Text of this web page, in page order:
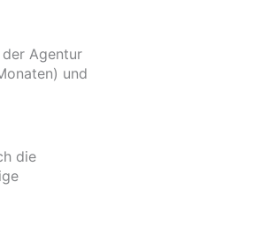
Agentur
und
die